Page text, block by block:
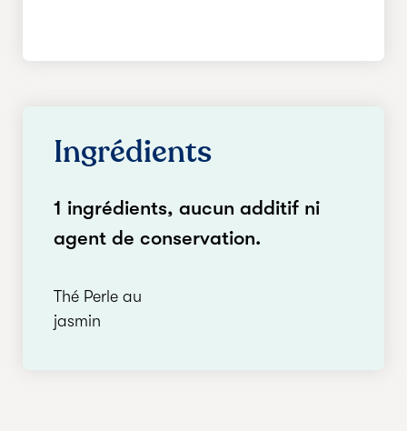
Ingrédients
1 ingrédients, aucun additif ni
agent de conservation.
Thé Perle au
jasmin